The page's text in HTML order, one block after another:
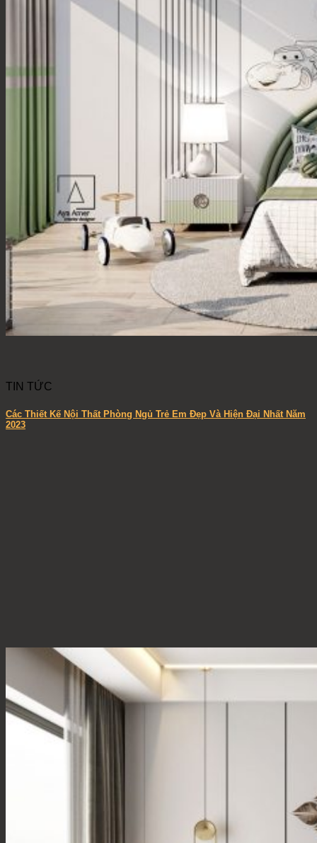
TIN TỨC
Các Thiết Kế Nội Thất Phòng Ngủ Trẻ Em Đẹp Và Hiện Đại Nhất Năm
2023